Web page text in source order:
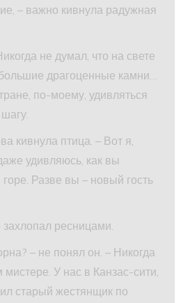
– важно кивнула радужная
не думал, что на свете
драгоценные камни…
по-моему, удивляться
кивнула птица. – Вот я,
удивляюсь, как вы
горе. Разве вы – новый гость
ресницами.
– не понял он. – Никогда
У нас в Канзас-сити,
старый жестянщик по